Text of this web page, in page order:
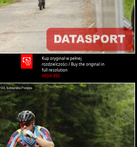
Kup oryginał w pełnej
rozdzielczości / Buy the original in
full resolution
HIGH-RES